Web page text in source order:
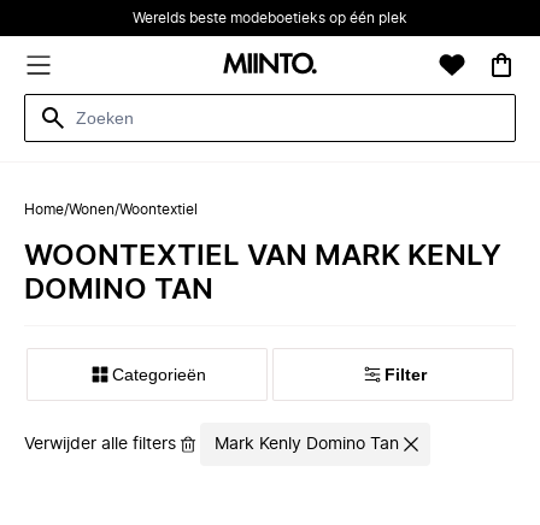
Werelds beste modeboetieks op één plek
Home/Wonen/Woontextiel
WOONTEXTIEL VAN MARK KENLY
DOMINO TAN
Categorieën Filter
Verwijder alle filters Mark Kenly Domino Tan